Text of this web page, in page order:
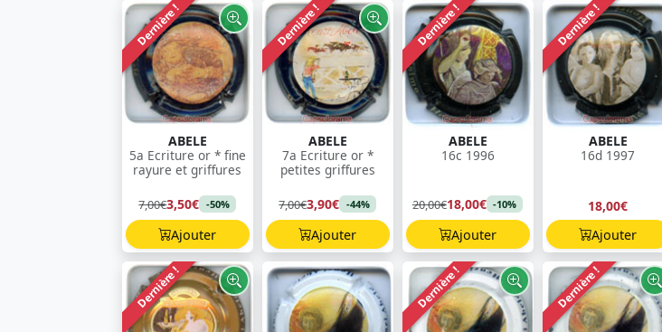
Dernière !
ABELE
5a Ecriture or * fine
rayure et griffures
7,00€3,50€ -50%
Ajouter
Dernière !
ABELE
7a Ecriture or *
petites griffures
7,00€3,90€ -44%
Ajouter
Dernière !
ABELE
16c 1996
20,00€18,00€ -10%
Ajouter
Dernière !
ABELE
16d 1997
18,00€
Ajouter
Dernière ! Dernière ! Dernière !